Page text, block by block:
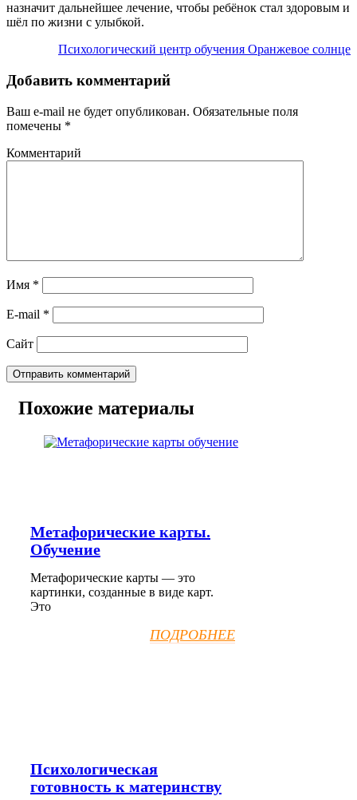
назначит дальнейшее лечение, чтобы ребёнок стал здоровым и
шёл по жизни с улыбкой.
Психологический центр обучения Оранжевое солнце
Добавить комментарий
Ваш e-mail не будет опубликован. Обязательные поля
помечены *
Комментарий
Имя *
E-mail *
Сайт
Похожие материалы
Метафорические карты.
Обучение
Метафорические карты — это
картинки, созданные в виде карт.
Это
ПОДРОБНЕЕ
Психологическая
готовность к материнству